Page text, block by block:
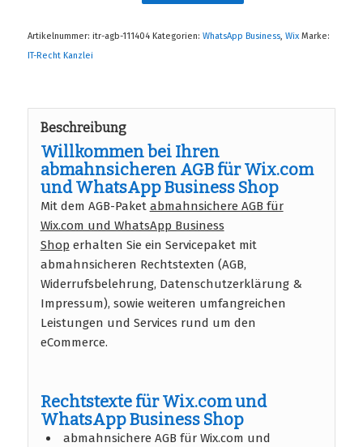
Artikelnummer: itr-agb-111404 Kategorien: WhatsApp Business, Wix Marke:
IT-Recht Kanzlei
Beschreibung
Willkommen bei Ihren
abmahnsicheren AGB für Wix.com
und WhatsApp Business Shop
Mit dem AGB-Paket abmahnsichere AGB für
Wix.com und WhatsApp Business
Shop erhalten Sie ein Servicepaket mit
abmahnsicheren Rechtstexten (AGB,
Widerrufsbelehrung, Datenschutzerklärung &
Impressum), sowie weiteren umfangreichen
Leistungen und Services rund um den
eCommerce.
Rechtstexte für Wix.com und
WhatsApp Business Shop
abmahnsichere AGB für Wix.com und